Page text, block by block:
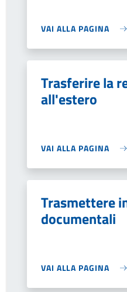
VAI ALLA PAGINA
Trasferire la
all'estero
VAI ALLA PAGINA
Trasmettere
documentali
VAI ALLA PAGINA